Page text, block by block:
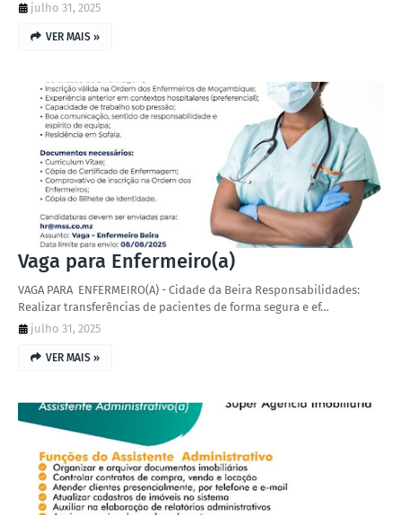
julho 31, 2025
VER MAIS »
Vaga para Enfermeiro(a)
VAGA PARA ENFERMEIRO(A) - Cidade da Beira Responsabilidades:
Realizar transferências de pacientes de forma segura e ef…
julho 31, 2025
VER MAIS »